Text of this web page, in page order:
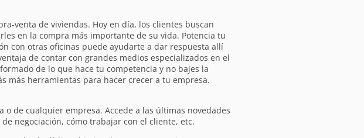
venta de viviendas. Hoy en día, los clientes buscan
en la compra más importante de su vida. Potencia tu
con otras oficinas puede ayudarte a dar respuesta allí
de contar con grandes medios especializados en el
de lo que hace tu competencia y no bajes la
más herramientas para hacer crecer a tu empresa.
de cualquier empresa. Accede a las últimas novedades
negociación, cómo trabajar con el cliente, etc.